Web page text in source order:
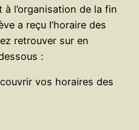
l’organisation de la fin
a reçu l’horaire des
retrouver sur en
:
vos horaires des